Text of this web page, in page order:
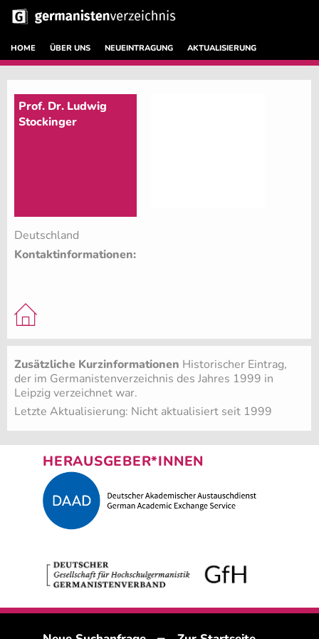
HOME ÜBER UNS NEUEINTRAGUNG AKTUALISIERUNG
Prof. Dr. Ludwig
Stockinger
Deutschland
Kontaktinformationen:
Zusätzliche Kurzinformationen Historischer Eintrag,
der im Germanistenverzeichnis des Jahres 1999 in
Leipzig verzeichnet war.
Letzte Aktualisierung: Nicht aktualisiert seit 1999
HERAUSGEBER*INNEN